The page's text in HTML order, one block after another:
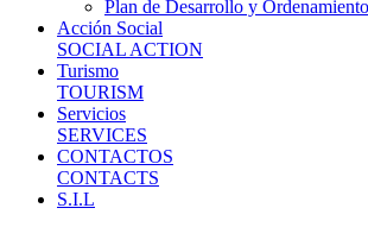
Plan de Desarrollo y
Acción Social
SOCIAL ACTION
Turismo
TOURISM
Servicios
SERVICES
CONTACTOS
CONTACTS
S.I.L